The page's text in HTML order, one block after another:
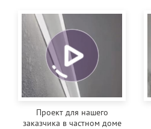
Проект для нашего
заказчика в частном доме